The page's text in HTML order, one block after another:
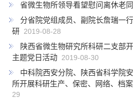
省微生物所领导看望慰问离休老
分省院党组成员、副院长詹瑞一
研 2019-08-28
陕西省微生物研究所科研二支部
主题党日活动 2019-08-30
中科院西安分院、陕西省科学院
所开展科研生产、保密、网络、档
29